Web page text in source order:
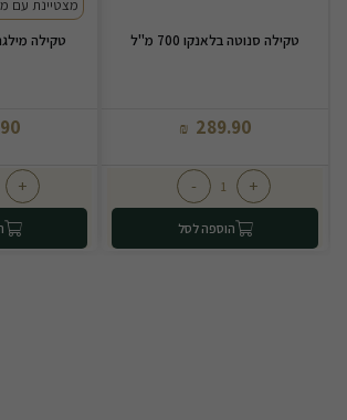
טקילה סנוטה בלאנקו 700 מ"ל
289.90
₪
+
-
הוספה לסל
מצטיינת עם
טקילה מילגרו
+